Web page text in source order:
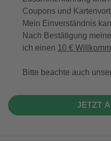
Coupons und
Mein Einverständnis
Nach Bestätigung
ich einen 10 €
Bitte beachte auch
JETZT